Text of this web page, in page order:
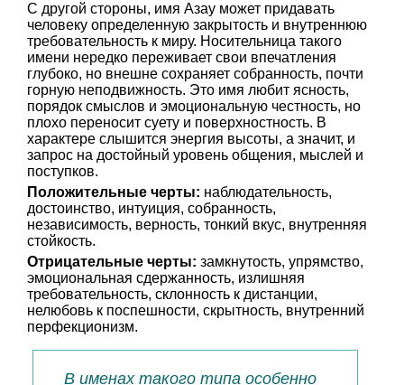
С другой стороны, имя Азау может придавать
человеку определенную закрытость и внутреннюю
требовательность к миру. Носительница такого
имени нередко переживает свои впечатления
глубоко, но внешне сохраняет собранность, почти
горную неподвижность. Это имя любит ясность,
порядок смыслов и эмоциональную честность, но
плохо переносит суету и поверхностность. В
характере слышится энергия высоты, а значит, и
запрос на достойный уровень общения, мыслей и
поступков.
Положительные черты: наблюдательность,
достоинство, интуиция, собранность,
независимость, верность, тонкий вкус, внутренняя
стойкость.
Отрицательные черты: замкнутость, упрямство,
эмоциональная сдержанность, излишняя
требовательность, склонность к дистанции,
нелюбовь к поспешности, скрытность, внутренний
перфекционизм.
В именах такого типа особенно